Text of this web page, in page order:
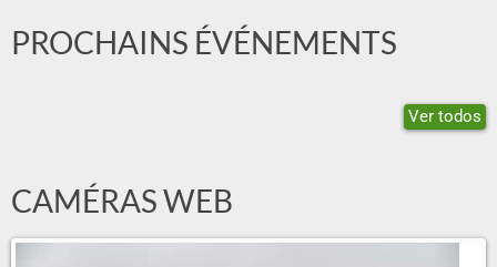
PROCHAINS ÉVÉNEMENTS
Ver todos
CAMÉRAS WEB